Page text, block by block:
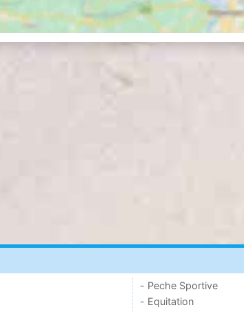
- Peche Sportive
- Equitation